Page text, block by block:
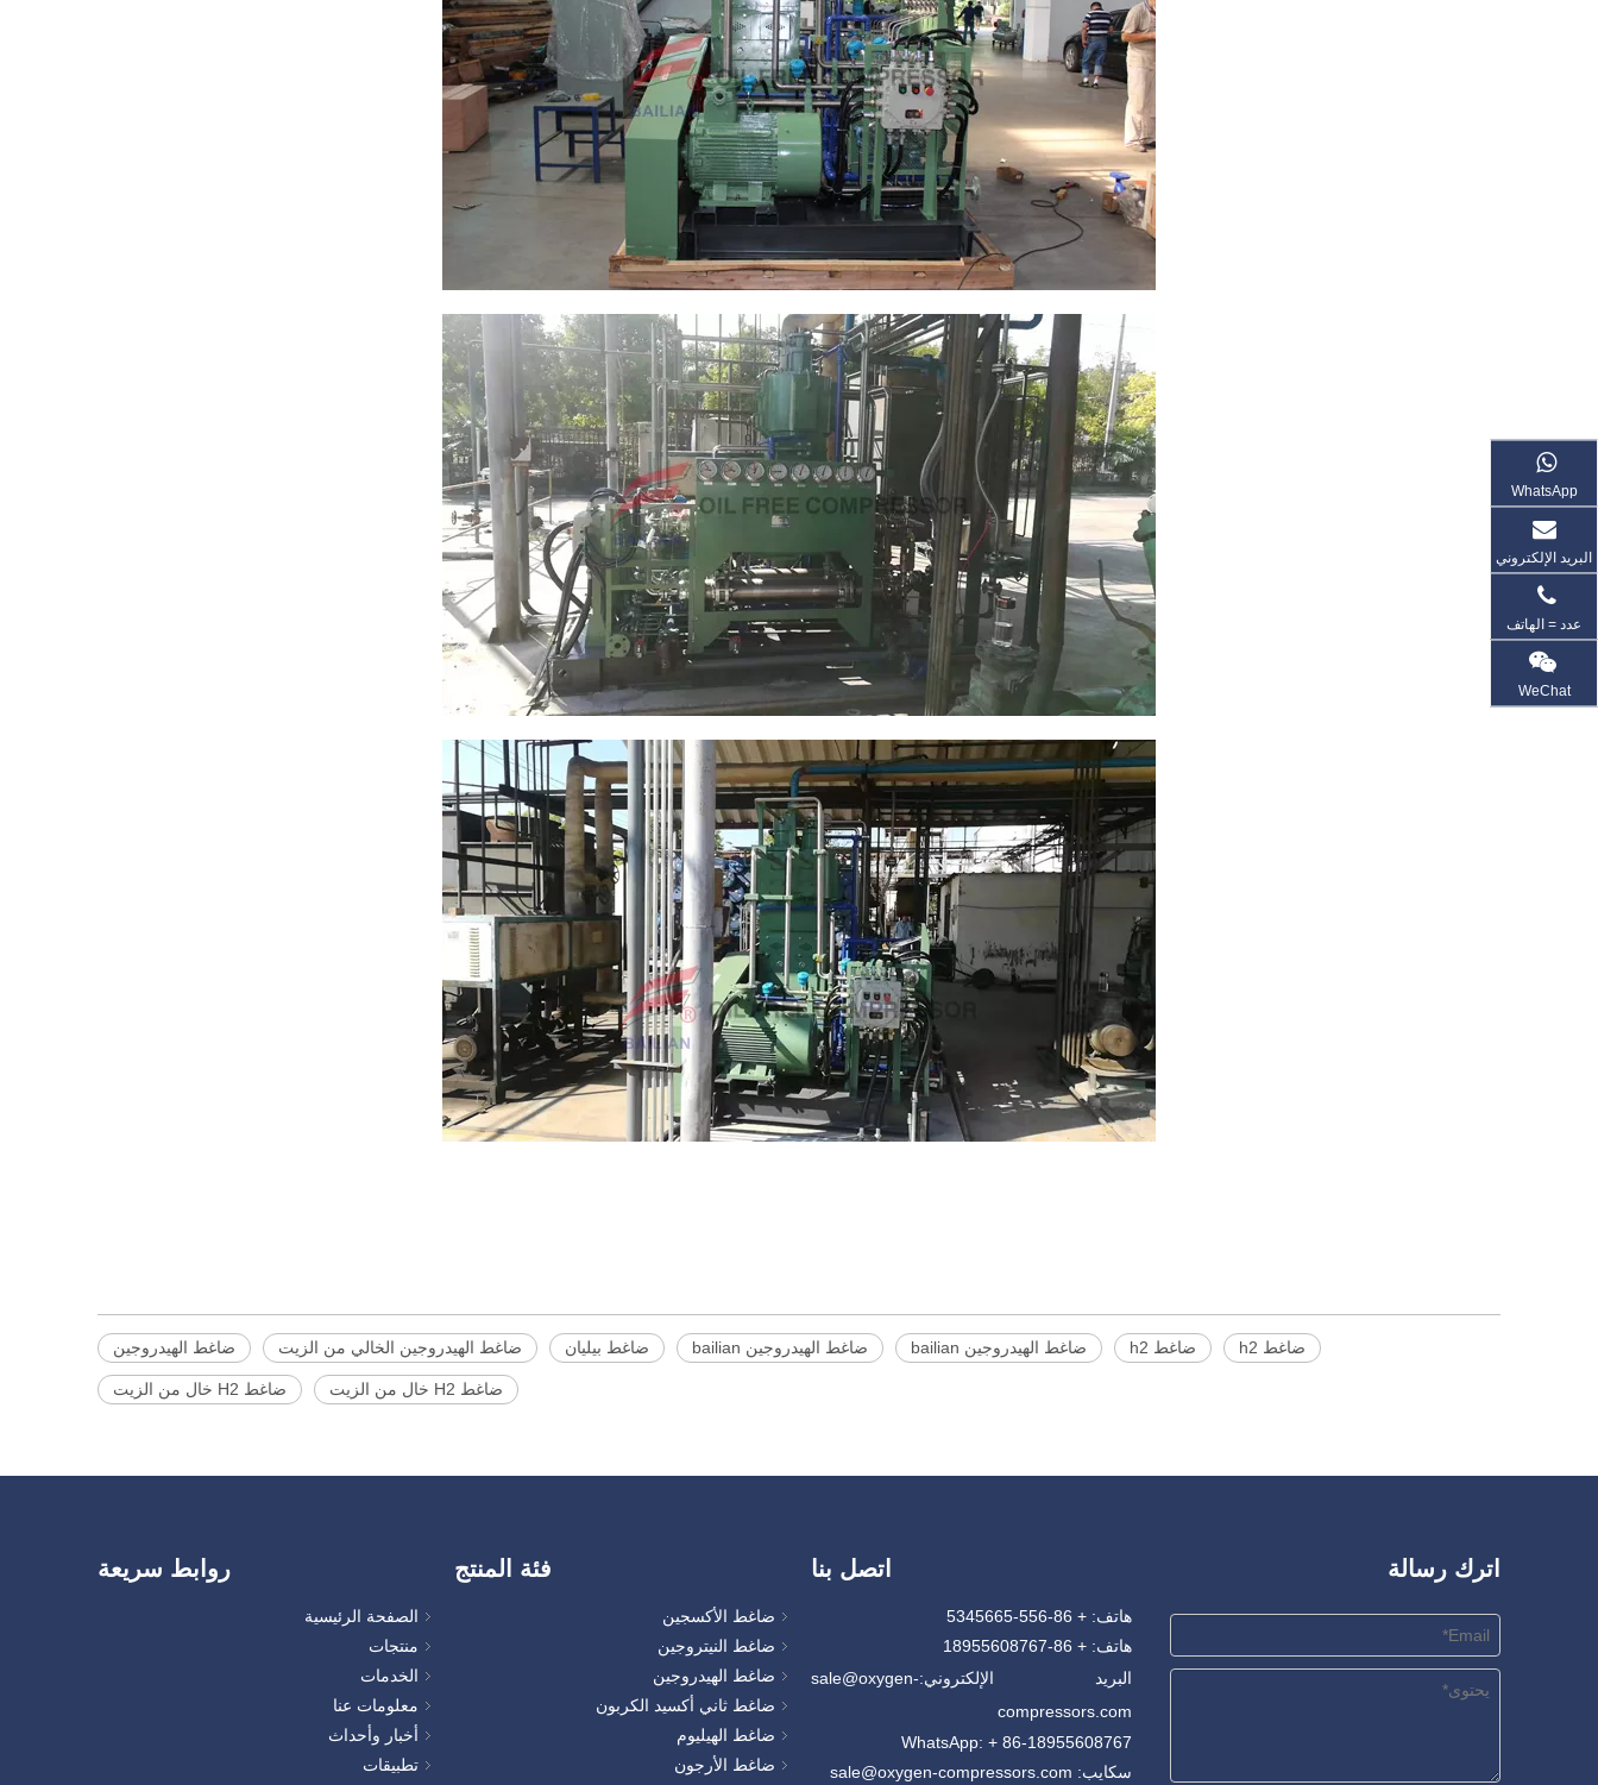
ضاغط الهيدروجين ضاغط الهيدروجين الخالي من الزيت ضاغط بيليان ضاغط الهيدروجين bailian ضاغط الهيدروجين bailian ضاغط h2 ضاغط h2
ضاغط H2 خال من الزيت ضاغط H2 خال من الزيت
WhatsApp
البريد الإلكتروني
عدد = الهاتف
WeChat
روابط سريعة
الصفحة الرئيسية
منتجات
الخدمات
معلومات عنا
أخبار وأحداث
تطبيقات
فئة المنتج
ضاغط الأكسجين
ضاغط النيتروجين
ضاغط الهيدروجين
ضاغط ثاني أكسيد الكربون
ضاغط الهيليوم
ضاغط الأرجون
اتصل بنا
هاتف: + 86-556-5345665
هاتف: + 86-18955608767
البريد الإلكتروني:sale@oxygen-
compressors.com
WhatsApp: + 86-18955608767
سكايب: sale@oxygen-compressors.com
اترك رسالة